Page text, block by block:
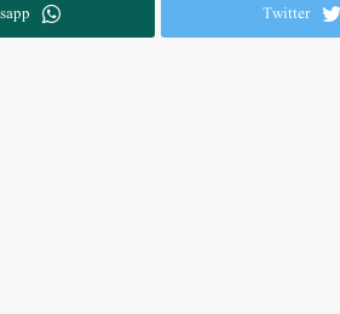
Twitter